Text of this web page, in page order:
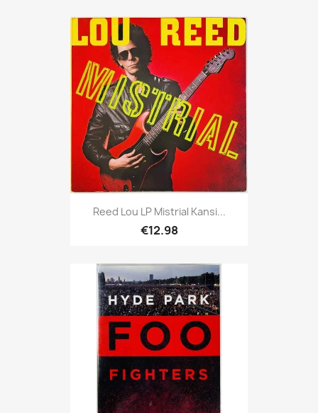
Reed Lou LP Mistrial Kansi...
€12.98